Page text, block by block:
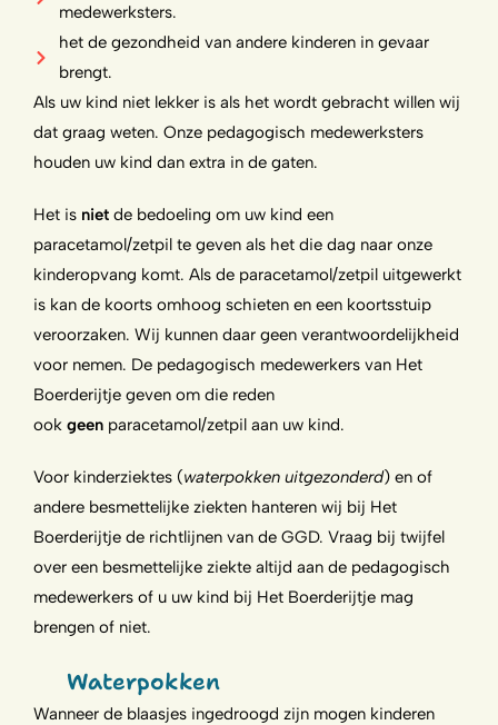
medewerksters.
het de gezondheid van andere kinderen in gevaar
brengt.
Als uw kind niet lekker is als het wordt gebracht willen wij
dat graag weten. Onze pedagogisch medewerksters
houden uw kind dan extra in de gaten.
Het is niet de bedoeling om uw kind een
paracetamol/zetpil te geven als het die dag naar onze
kinderopvang komt. Als de paracetamol/zetpil uitgewerkt
is kan de koorts omhoog schieten en een koortsstuip
veroorzaken. Wij kunnen daar geen verantwoordelijkheid
voor nemen. De pedagogisch medewerkers van Het
Boerderijtje geven om die reden
ook geen paracetamol/zetpil aan uw kind.
Voor kinderziektes (waterpokken uitgezonderd) en of
andere besmettelijke ziekten hanteren wij bij Het
Boerderijtje de richtlijnen van de GGD. Vraag bij twijfel
over een besmettelijke ziekte altijd aan de pedagogisch
medewerkers of u uw kind bij Het Boerderijtje mag
brengen of niet.
Waterpokken
Wanneer de blaasjes ingedroogd zijn mogen kinderen